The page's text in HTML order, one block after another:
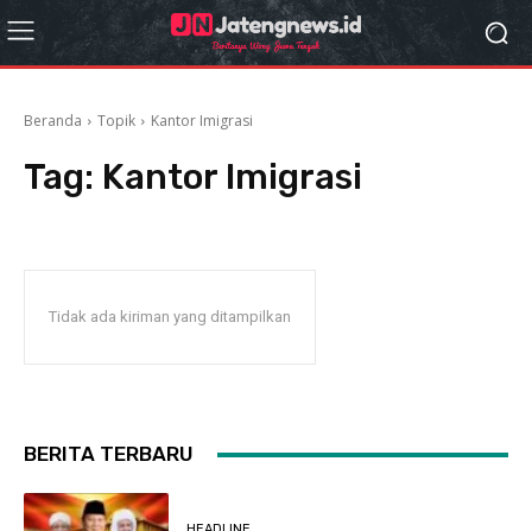
Beranda Topik Kantor Imigrasi
Tag: Kantor Imigrasi
Tidak ada kiriman yang ditampilkan
BERITA TERBARU